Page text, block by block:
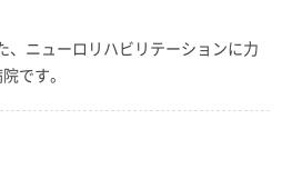
、ニューロリハビリテーションに力
です。